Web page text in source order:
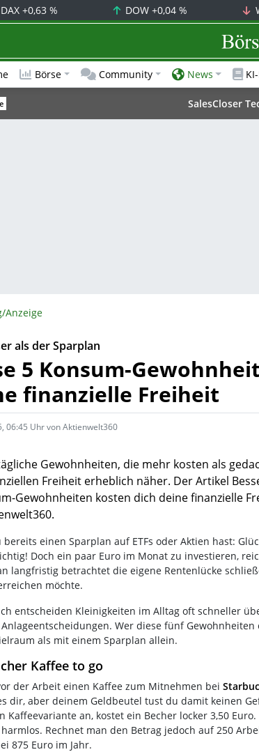
DAX +0,63 % DOW+0,04 %
Börse Community News
SalesCloser
Anzeige
als der Sparplan
5 Konsum-
finanzielle Freiheit
06:45 Uhr von Aktienwelt360
Gewohnheiten, die mehr kosten als
Freiheit erheblich näher. Der Artikel
Gewohnheiten kosten dich deine finanzielle
bereits einen Sparplan auf ETFs oder Aktien hast:
Doch ein paar Euro im Monat zu investieren,
langfristig betrachtet die eigene Rentenlücke
möchte.
entscheiden Kleinigkeiten im Alltag oft schneller
Wer diese fünf
als mit einem Sparplan allein.
Kaffee to go
der Arbeit einen Kaffee zum Mitnehmen bei
dir, aber deinem Geldbeutel tust du damit keinen
Kaffeevariante an, kostet ein Becher locker 3,50
Rechnet man den Betrag jedoch auf 250
875 Euro im Jahr.